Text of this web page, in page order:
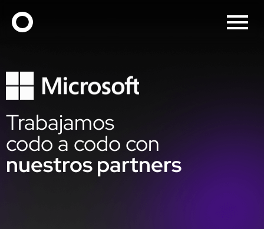
Trabajamos
codo a codo con
nuestros partners